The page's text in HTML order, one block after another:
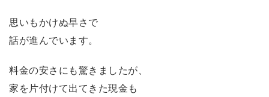
思いもかけぬ早さで
話が進んでいます。
料金の安さにも驚きましたが、
家を片付けて出てきた現金も